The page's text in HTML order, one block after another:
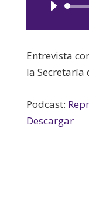
Entrevista
la Secretaría
Podcast:
Descargar